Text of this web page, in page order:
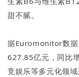
甜不腻。
据Euromonitor数
627.85亿元，同比
竞娱乐等多元化领